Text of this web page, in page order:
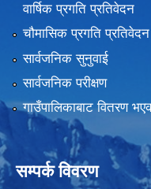
वार्षिक प्रगति प्रतिवेदन
चौमासिक प्रगति प्रतिवेदन
सार्वजनिक सुनुवाई
सार्वजनिक परीक्षण
गाउँपालिकाबाट वितरण
सम्पर्क विवरण